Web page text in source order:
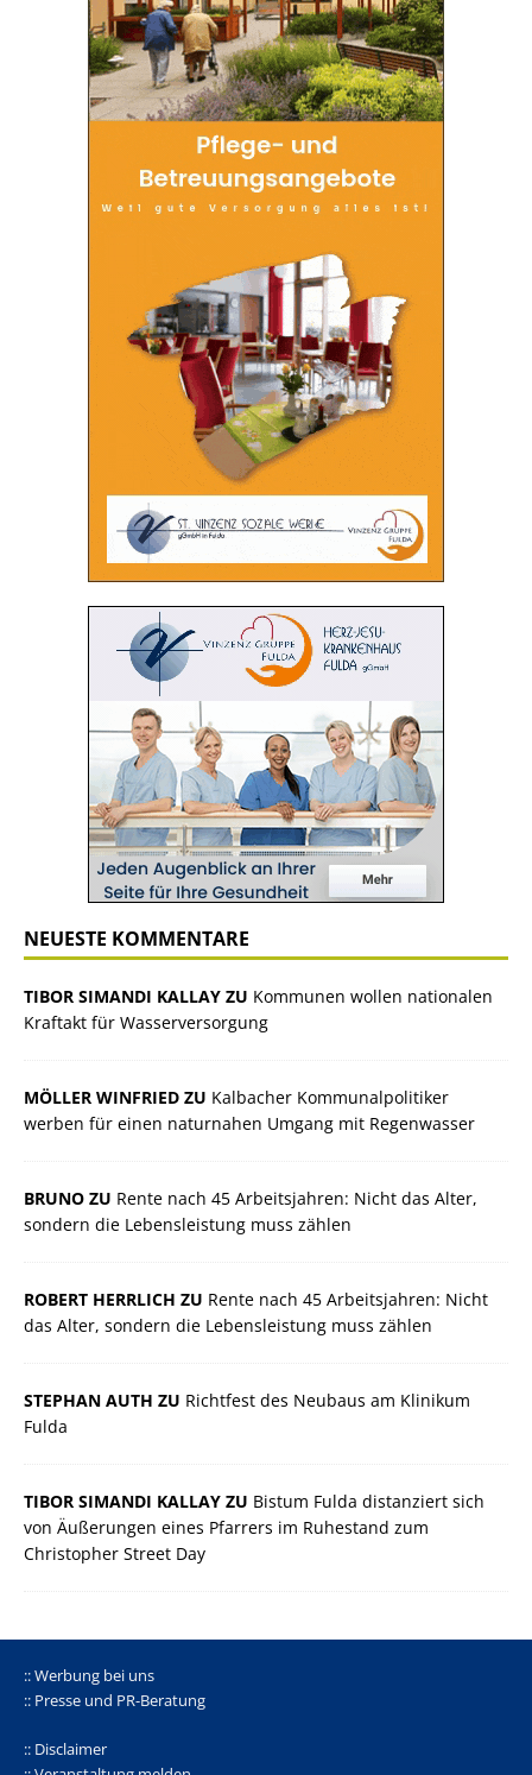
NEUESTE KOMMENTARE
TIBOR SIMANDI KALLAY ZU Kommunen wollen nationalen
Kraftakt für Wasserversorgung
MÖLLER WINFRIED ZU Kalbacher Kommunalpolitiker
werben für einen naturnahen Umgang mit Regenwasser
BRUNO ZU Rente nach 45 Arbeitsjahren: Nicht das Alter,
sondern die Lebensleistung muss zählen
ROBERT HERRLICH ZU Rente nach 45 Arbeitsjahren: Nicht
das Alter, sondern die Lebensleistung muss zählen
STEPHAN AUTH ZU Richtfest des Neubaus am Klinikum
Fulda
TIBOR SIMANDI KALLAY ZU Bistum Fulda distanziert sich
von Äußerungen eines Pfarrers im Ruhestand zum
Christopher Street Day
:: Werbung bei uns
:: Presse und PR-Beratung
:: Disclaimer